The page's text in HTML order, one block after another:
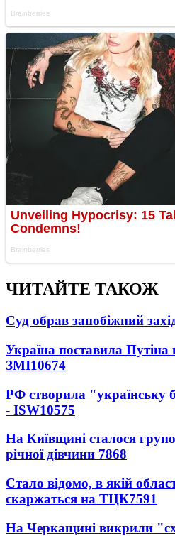
ЧИТАЙТЕ ТАКОЖ
Суд обрав запобіжний
Україна поставила
ЗМІ10674
РФ створила "українську
- ISW10575
На Київщині сталося
річної дівчини 7868
Стало відомо, в якій
скаржаться на ТЦК7591
На Черкащині викрили